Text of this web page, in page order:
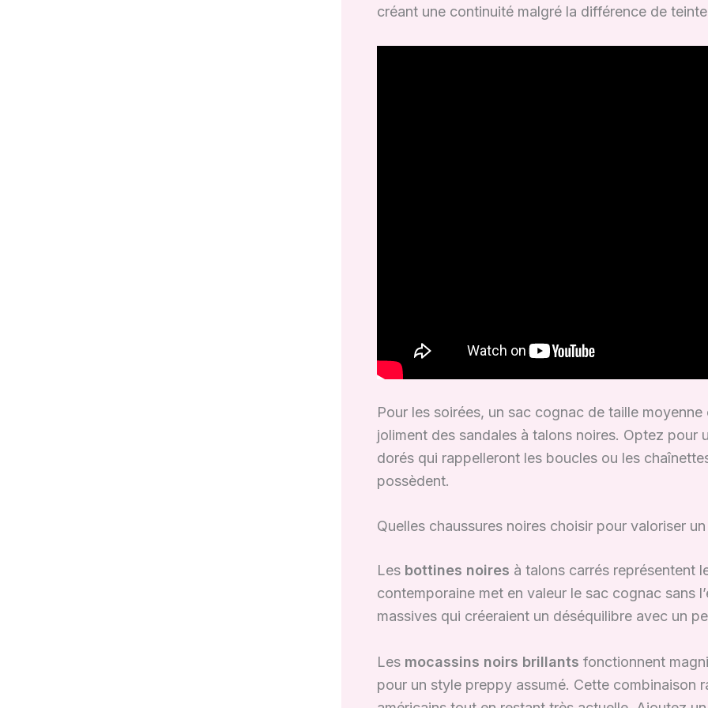
créant une continuité malgré la différence de
Pour les soirées, un sac cognac de taille
joliment des sandales à talons noires. Optez pour
dorés qui rappelleront les boucles ou les
possèdent.
Quelles chaussures noires choisir pour valoriser
Les bottines noires à talons carrés représentent
contemporaine met en valeur le sac cognac sans
massives qui créeraient un déséquilibre avec un
Les mocassins noirs brillants fonctionnent
pour un style preppy assumé. Cette combinaison